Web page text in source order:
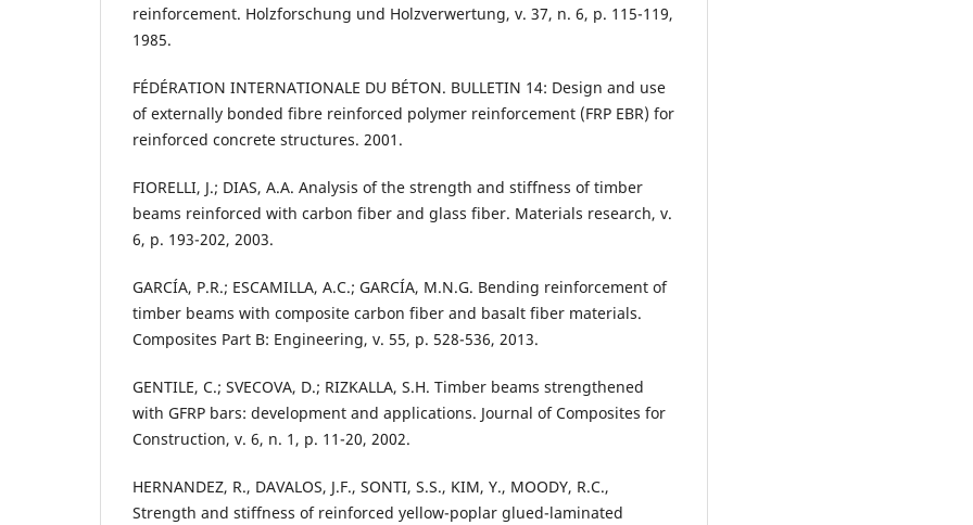
reinforcement. Holzforschung und Holzverwertung, v. 37, n. 6, p. 115-119,
1985.
FÉDÉRATION INTERNATIONALE DU BÉTON. BULLETIN 14: Design and use
of externally bonded fibre reinforced polymer reinforcement (FRP EBR) for
reinforced concrete structures. 2001.
FIORELLI, J.; DIAS, A.A. Analysis of the strength and stiffness of timber
beams reinforced with carbon fiber and glass fiber. Materials research, v.
6, p. 193-202, 2003.
GARCÍA, P.R.; ESCAMILLA, A.C.; GARCÍA, M.N.G. Bending reinforcement of
timber beams with composite carbon fiber and basalt fiber materials.
Composites Part B: Engineering, v. 55, p. 528-536, 2013.
GENTILE, C.; SVECOVA, D.; RIZKALLA, S.H. Timber beams strengthened
with GFRP bars: development and applications. Journal of Composites for
Construction, v. 6, n. 1, p. 11-20, 2002.
HERNANDEZ, R., DAVALOS, J.F., SONTI, S.S., KIM, Y., MOODY, R.C.,
Strength and stiffness of reinforced yellow-poplar glued-laminated